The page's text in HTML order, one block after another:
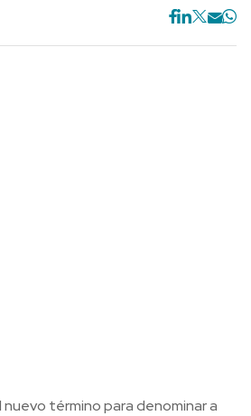
nuevo término para denominar a